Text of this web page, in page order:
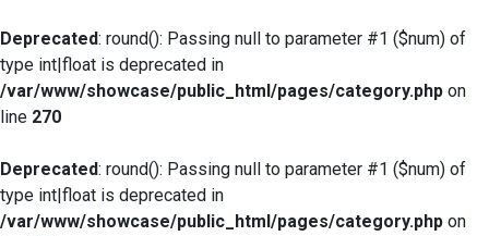
Deprecated: round(): Passing null to parameter #1 ($num) of
type int|float is deprecated in
/var/www/showcase/public_html/pages/category.php on
line 270
Deprecated: round(): Passing null to parameter #1 ($num) of
type int|float is deprecated in
/var/www/showcase/public_html/pages/category.php on